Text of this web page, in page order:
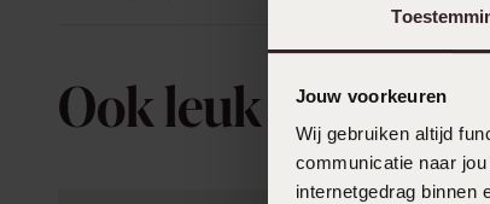
Jouw voorkeuren
Wij gebruiken altijd
communicatie naar
internetgedrag binnen
Ook leuk voor jou